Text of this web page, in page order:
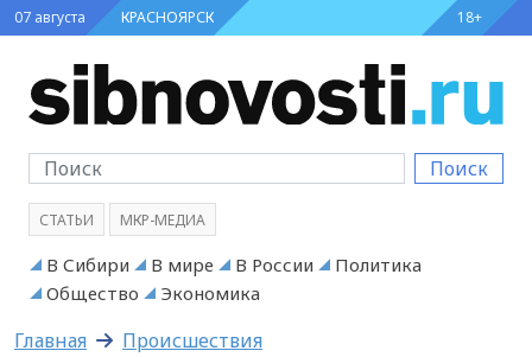
07 августа КРАСНОЯРСК 18+
Поиск
СТАТЬИ МКР-МЕДИА
В Сибири В мире В России
Политика
Общество
Экономика
Главная Происшествия